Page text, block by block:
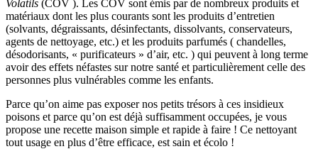
Volatils (COV ). Les COV sont émis par de nombreux produits et
matériaux dont les plus courants sont les produits d’entretien
(solvants, dégraissants, désinfectants, dissolvants, conservateurs,
agents de nettoyage, etc.) et les produits parfumés ( chandelles,
désodorisants, « purificateurs » d’air, etc. ) qui peuvent à long terme
avoir des effets néfastes sur notre santé et particulièrement celle des
personnes plus vulnérables comme les enfants.
Parce qu’on aime pas exposer nos petits trésors à ces insidieux
poisons et parce qu’on est déjà suffisamment occupées, je vous
propose une recette maison simple et rapide à faire ! Ce nettoyant
tout usage en plus d’être efficace, est sain et écolo !